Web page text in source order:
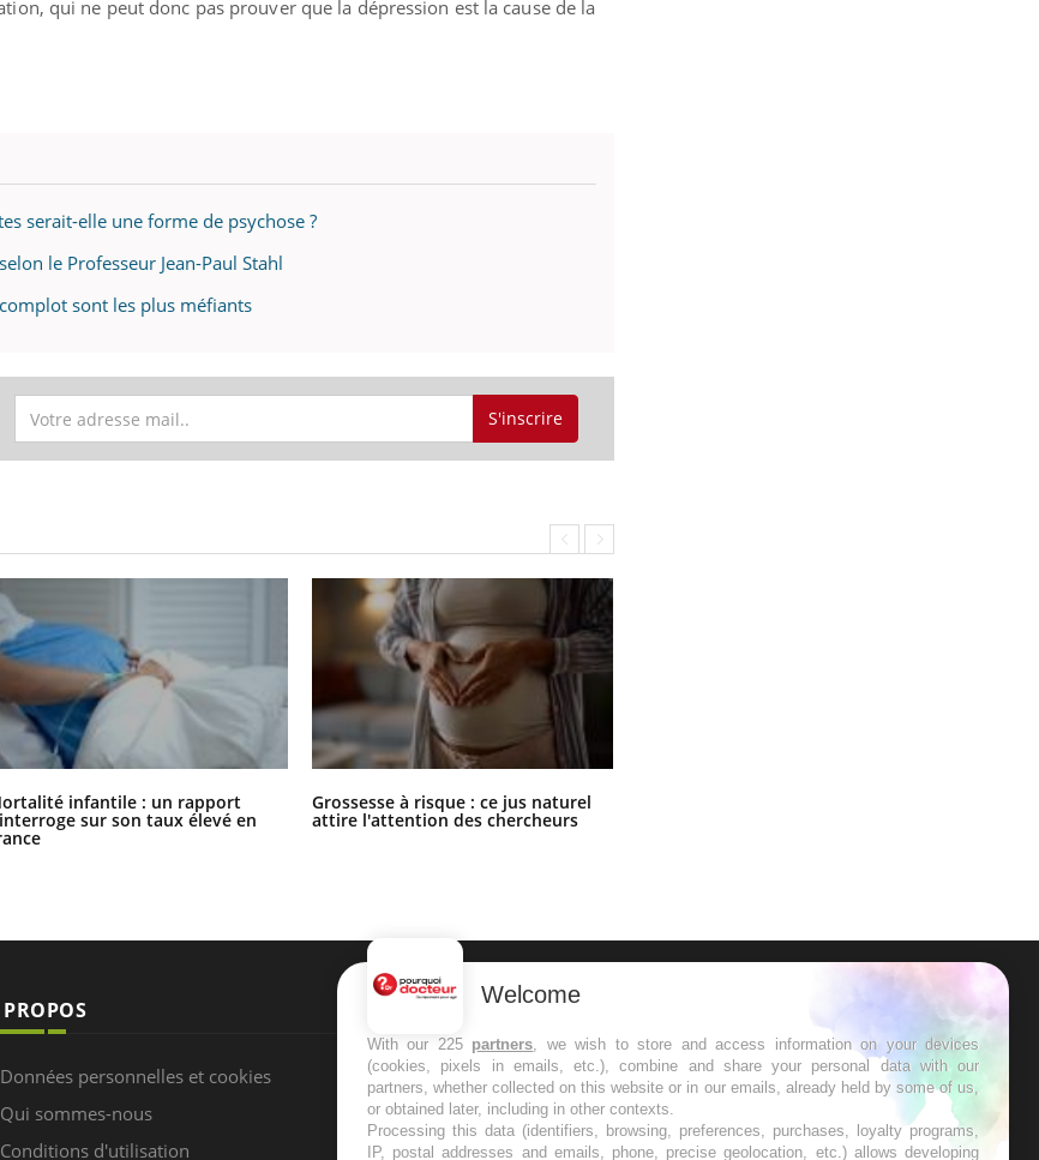
qui ne peut donc pas prouver que la dépression est la cause de la
serait-elle une forme de psychose ?
le Professeur Jean-Paul Stahl
sont les plus méfiants
S'inscrire
infantile : un rapport
sur son taux élevé en
Grossesse à risque : ce jus naturel
attire l'attention des chercheurs
Données personnelles et cookies
Qui sommes-nous
Conditions d'utilisation
NEWSLETTER
Recevez toutes les semaines les meilleures
infos santé
Welcome
With our 225 partners, we wish to store and access information on your devices
(cookies, pixels in emails, etc.), combine and share your personal data with our
partners, whether collected on this website or in our emails, already held by some of us,
or obtained later, including in other contexts.
Processing this data (identifiers, browsing, preferences, purchases, loyalty programs,
IP, postal addresses and emails, phone, precise geolocation, etc.) allows developing